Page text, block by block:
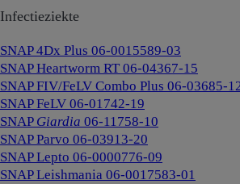
Infectieziekte
SNAP 4Dx Plus 06-0015589-03
SNAP Heartworm RT 06-04367-15
SNAP FIV/FeLV Combo Plus 06-03685-
SNAP FeLV 06-01742-19
SNAP Giardia 06-11758-10
SNAP Parvo 06-03913-20
SNAP Lepto 06-0000776-09
SNAP Leishmania 06-0017583-01